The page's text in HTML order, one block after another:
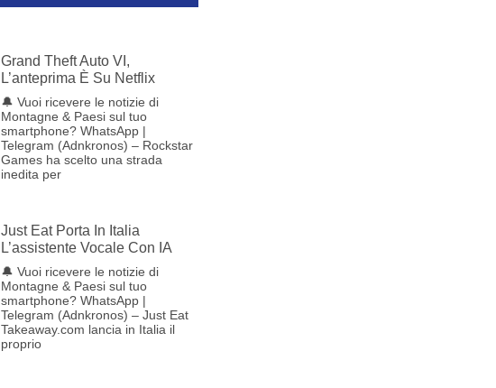
Grand Theft Auto VI,
L’anteprima È Su Netflix
🔔 Vuoi ricevere le notizie di
Montagne & Paesi sul tuo
smartphone? WhatsApp |
Telegram (Adnkronos) – Rockstar
Games ha scelto una strada
inedita per
Just Eat Porta In Italia
L’assistente Vocale Con IA
🔔 Vuoi ricevere le notizie di
Montagne & Paesi sul tuo
smartphone? WhatsApp |
Telegram (Adnkronos) – Just Eat
Takeaway.com lancia in Italia il
proprio